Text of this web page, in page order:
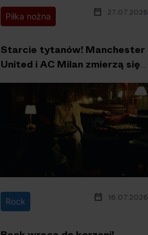
Piłka nożna 27.07.2026
Starcie tytanów! Manchester
United i AC Milan zmierzą się
Rock 16.07.2026